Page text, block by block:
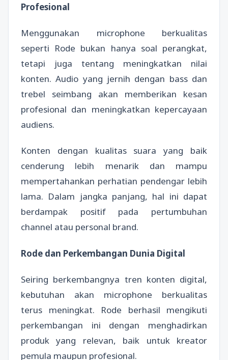
Profesional
Menggunakan microphone berkualitas
seperti Rode bukan hanya soal perangkat,
tetapi juga tentang meningkatkan nilai
konten. Audio yang jernih dengan bass dan
trebel seimbang akan memberikan kesan
profesional dan meningkatkan kepercayaan
audiens.
Konten dengan kualitas suara yang baik
cenderung lebih menarik dan mampu
mempertahankan perhatian pendengar lebih
lama. Dalam jangka panjang, hal ini dapat
berdampak positif pada pertumbuhan
channel atau personal brand.
Rode dan Perkembangan Dunia Digital
Seiring berkembangnya tren konten digital,
kebutuhan akan microphone berkualitas
terus meningkat. Rode berhasil mengikuti
perkembangan ini dengan menghadirkan
produk yang relevan, baik untuk kreator
pemula maupun profesional.